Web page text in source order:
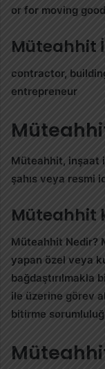
or for moving
Müteahhit
contractor,
entrepreneur
Müteahhit, inşaat
şahıs veya resmi
Müteahhit
Müteahhit Nedir?
yapan özel veya
bağdaştırılmakla
ile üzerine görev
bitirme